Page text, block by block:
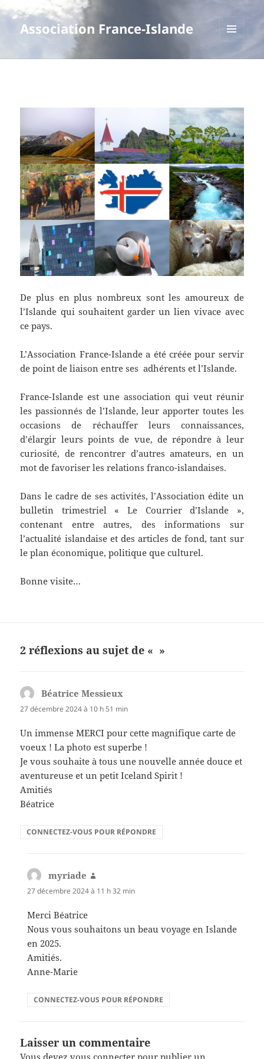
Association France-Islande
De plus en plus nombreux sont les amoureux de
l’Islande qui souhaitent garder un lien vivace avec
ce pays.
L’Association France-Islande a été créée pour servir
de point de liaison entre ses adhérents et l’Islande.
France-Islande est une association qui veut réunir
les passionnés de l’Islande, leur apporter toutes les
occasions de réchauffer leurs connaissances,
d’élargir leurs points de vue, de répondre à leur
curiosité, de rencontrer d’autres amateurs, en un
mot de favoriser les relations franco-islandaises.
Dans le cadre de ses activités, l’Association édite un
bulletin trimestriel « Le Courrier d’Islande »,
contenant entre autres, des informations sur
l’actualité islandaise et des articles de fond, tant sur
le plan économique, politique que culturel.
Bonne visite…
2 réflexions au sujet de « »
Béatrice Messieux
27 décembre 2024 à 10 h 51 min
Un immense MERCI pour cette magnifique carte de
voeux ! La photo est superbe !
Je vous souhaite à tous une nouvelle année douce et
aventureuse et un petit Iceland Spirit !
Amitiés
Béatrice
CONNECTEZ-VOUS POUR RÉPONDRE
myriade
27 décembre 2024 à 11 h 32 min
Merci Béatrice
Nous vous souhaitons un beau voyage en Islande
en 2025.
Amitiés.
Anne-Marie
CONNECTEZ-VOUS POUR RÉPONDRE
Laisser un commentaire
Vous devezvous connecter pour publier un